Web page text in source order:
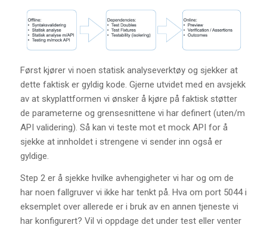
Først kjører vi noen statisk analyseverktøy og sjekker at
dette faktisk er gyldig kode. Gjerne utvidet med en avsjekk
av at skyplattformen vi ønsker å kjøre på faktisk støtter
de parameterne og grensesnittene vi har definert (uten/m
API validering). Så kan vi teste mot et mock API for å
sjekke at innholdet i strengene vi sender inn også er
gyldige.
Step 2 er å sjekke hvilke avhengigheter vi har og om de
har noen fallgruver vi ikke har tenkt på. Hva om port 5044 i
eksemplet over allerede er i bruk av en annen tjeneste vi
har konfigurert? Vil vi oppdage det under test eller venter